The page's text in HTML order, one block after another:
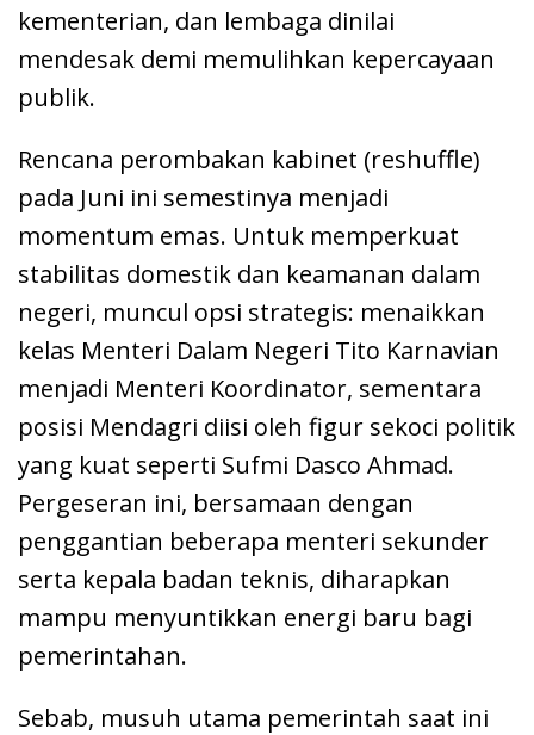
kementerian, dan lembaga dinilai
mendesak demi memulihkan kepercayaan
publik.
Rencana perombakan kabinet (reshuffle)
pada Juni ini semestinya menjadi
momentum emas. Untuk memperkuat
stabilitas domestik dan keamanan dalam
negeri, muncul opsi strategis: menaikkan
kelas Menteri Dalam Negeri Tito Karnavian
menjadi Menteri Koordinator, sementara
posisi Mendagri diisi oleh figur sekoci politik
yang kuat seperti Sufmi Dasco Ahmad.
Pergeseran ini, bersamaan dengan
penggantian beberapa menteri sekunder
serta kepala badan teknis, diharapkan
mampu menyuntikkan energi baru bagi
pemerintahan.
Sebab, musuh utama pemerintah saat ini